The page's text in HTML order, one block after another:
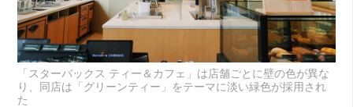
「スターバックス ティー＆カフェ」は店舗ごとに壁の色が異な
り、同店は「グリーンティー」をテーマに淡い緑色が採用され
た